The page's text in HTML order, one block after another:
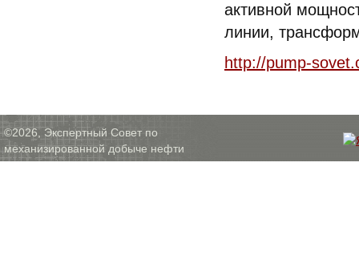
активной
линии,
http://pump-
©2026, Экспертный Совет по
механизированной добыче нефти